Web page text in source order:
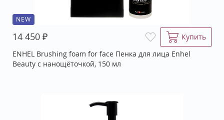
NEW
14 450 ₽
Купить
ENHEL Brushing foam for face Пенка для лица Enhel
Beauty с нанощёточкой, 150 мл